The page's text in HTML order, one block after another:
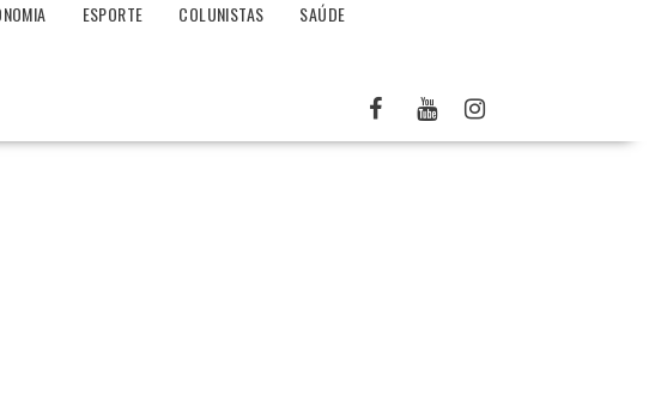
ESPORTE COLUNISTAS
SAÚDE